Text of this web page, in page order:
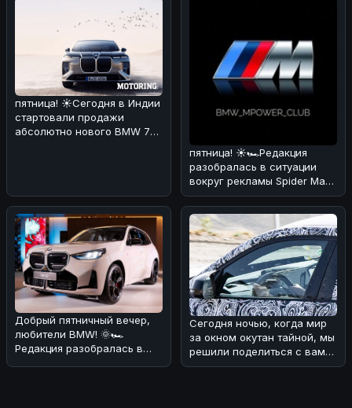
пятница! ☀️Сегодня в Индии
стартовали продажи
абсолютно нового BMW 7
пятница! ☀️🏎Редакция
разобралась в ситуации
вокруг рекламы Spider Man
через BMW iDrive.
Оказывается
Добрый пятничный вечер,
любители BMW! 🌞🏎
Редакция разобралась в
Сегодня ночью, когда мир
за окном окутан тайной, мы
решили поделиться с вами
интересной новостью из